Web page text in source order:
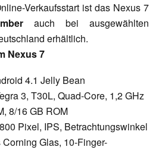
Verkaufsstart ist das Nexus 7
auch bei ausgewählten
erhältlich.
Nexus 7
4.1 Jelly Bean
3, T30L, Quad-Core, 1,2 GHz
8/16 GB ROM
Pixel, IPS, Betrachtungswinkel
Glas, 10-Finger-